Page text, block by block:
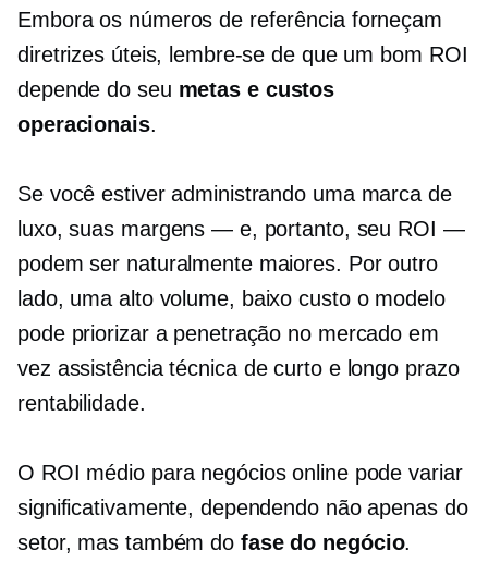
Embora os números de referência forneçam
diretrizes úteis, lembre-se de que um bom ROI
depende do seu metas e custos
operacionais.
Se você estiver administrando uma marca de
luxo, suas margens — e, portanto, seu ROI —
podem ser naturalmente maiores. Por outro
lado, umaalto volume, baixo custoo modelo
pode priorizar a penetração no mercado em
vez assistência técnica de curto e longo prazo
rentabilidade.
O ROI médio para negócios online pode variar
significativamente, dependendo não apenas do
setor, mas também do fase do negócio.